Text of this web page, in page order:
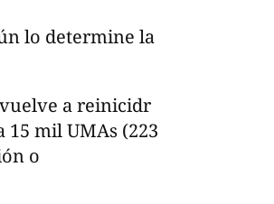
lo determine la
vuelve a reinicidr
mil UMAs (223
o